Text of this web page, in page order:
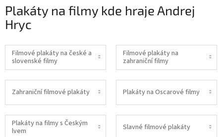
Plakáty na filmy kde hraje Andrej
Hryc
Filmové plakáty na české a
slovenské filmy
Filmové plakáty na
zahraniční filmy
Zahraniční filmové plakáty Plakáty na Oscarové filmy
Plakáty na filmy s Českým
lvem
Slavné filmové plakáty